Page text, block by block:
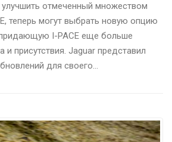
отмеченный множеством
теперь могут выбрать новую опцию
I-PACE еще больше
и присутствия. Jaguar представил
для своего…